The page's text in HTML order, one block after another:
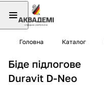
Головна Каталог
Біде підлогове
Duravit D-Neo